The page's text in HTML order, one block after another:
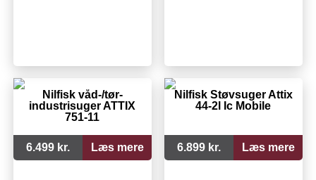
Nilfisk våd-/tør-
industrisuger ATTIX
751-11
6.499 kr. Læs mere
Nilfisk Støvsuger Attix
44-2l Ic Mobile
6.899 kr. Læs mere